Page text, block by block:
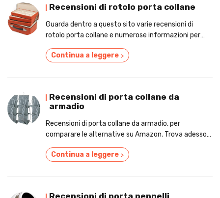
Recensioni di rotolo porta collane
Guarda dentro a questo sito varie recensioni di
rotolo porta collane e numerose informazioni per
Continua a leggere >
Recensioni di porta collane da
armadio
Recensioni di porta collane da armadio, per
comparare le alternative su Amazon. Trova adesso
Continua a leggere >
Recensioni di porta pennelli